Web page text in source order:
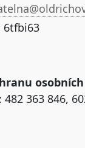
6tfbi63
363 846,